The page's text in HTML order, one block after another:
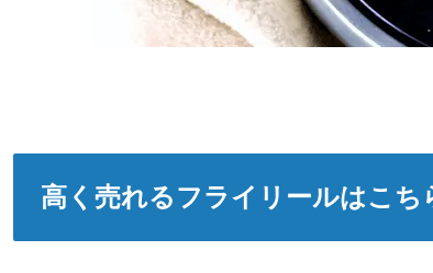
高く売れるフライリールはこち